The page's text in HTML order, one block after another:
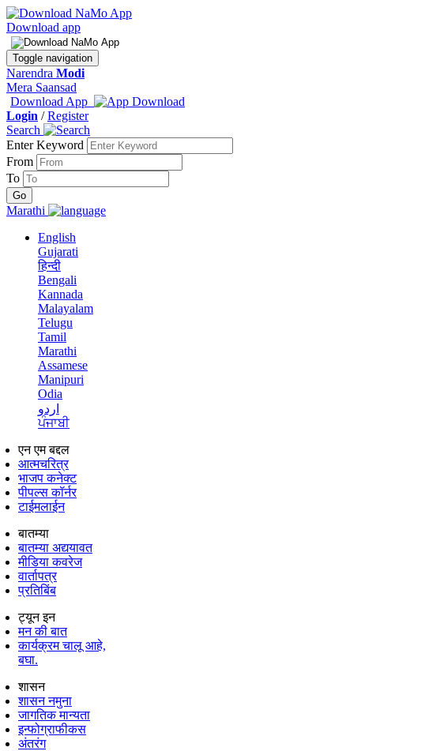
Download app
Toggle navigation
Narendra Modi
Mera Saansad
Download App
Login /Register
Search
Enter Keyword
From
To
Marathi
English
Gujarati
हिन्दी
Bengali
Kannada
Malayalam
Telugu
Tamil
Marathi
Assamese
Manipuri
Odia
اردو
ਪੰਜਾਬੀ
एन एम बद्दल
आत्मचरित्र
भाजप कनेक्ट
पीपल्स कॉर्नर
टाईमलाईन
बातम्या
बातम्या अद्ययावत
मीडिया कवरेज
वार्तापत्र
प्रतिबिंब
ट्यून इन
मन की बात
कार्यक्रम चालू आहे,
बघा.
शासन
शासन नमुना
जागतिक मान्यता
इन्फोग्राफीकस
अंतरंग